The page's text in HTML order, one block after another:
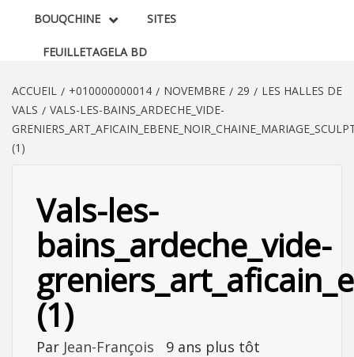
BOUQCHINE
FEUILLETAGELA BD
SITES
ACCUEIL +010000000014 NOVEMBRE 29
LES HALLES DE
VALS
VALS-LES-BAINS_ARDECHE_VIDE-
(1)
Vals-les-
bains_ardeche_vide-
(1)
Par Jean-François 9 ans plus tôt